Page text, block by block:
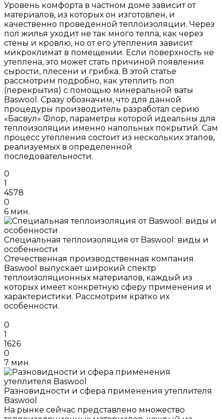
Уровень комфорта в частном доме зависит от
материалов, из которых он изготовлен, и
качественно проведенной теплоизоляции. Через
пол жилья уходит не так много тепла, как через
стены и кровлю, но от его утепления зависит
микроклимат в помещении. Если поверхность не
утеплена, это может стать причиной появления
сырости, плесени и грибка. В этой статье
рассмотрим подробно, как утеплить пол
(перекрытия) с помощью минеральной ваты
Baswool. Сразу обозначим, что для данной
процедуры производитель разработал серию
«Басвул» Флор, параметры которой идеальны для
теплоизоляции именно напольных покрытий. Сам
процесс утепления состоит из нескольких этапов,
реализуемых в определенной
последовательности.
0
1
4578
0
6 мин.
Специальная теплоизоляция от Baswool: виды и
особенности
Отечественная производственная компания
Baswool выпускает широкий спектр
теплоизоляционных материалов, каждый из
которых имеет конкретную сферу применения и
характеристики. Рассмотрим кратко их
особенности.
0
1
1626
0
7 мин.
Разновидности и сфера применения утеплителя
Baswool
На рынке сейчас представлено множество